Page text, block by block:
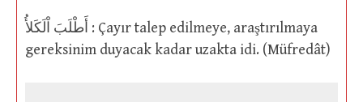
أَطْلَبَ اْلَكَلأُ : Çayır talep edilmeye, araştırılmaya
gereksinim duyacak kadar uzakta idi. (Müfredât)